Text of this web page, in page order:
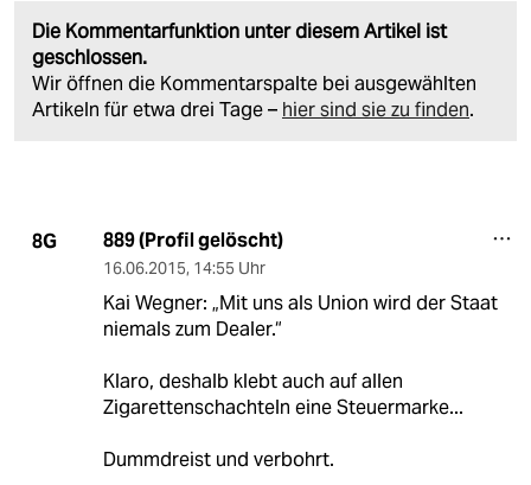
Die Kommentarfunktion unter diesem Artikel ist
geschlossen.
Wir öffnen die Kommentarspalte bei ausgewählten
Artikeln für etwa drei Tage – hier sind sie zu finden.
8G 889 (Profil gelöscht)
16.06.2015, 14:55 Uhr
Kai Wegner: „Mit uns als Union wird der Staat
niemals zum Dealer.“
Klaro, deshalb klebt auch auf allen
Zigarettenschachteln eine Steuermarke...
Dummdreist und verbohrt.